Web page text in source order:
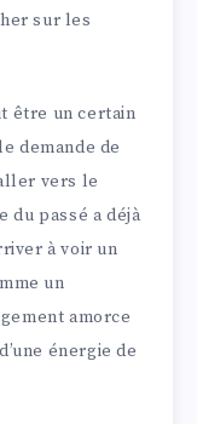
sur les
être un certain
demande de
vers le
du passé a déjà
à voir un
un
amorce
énergie de